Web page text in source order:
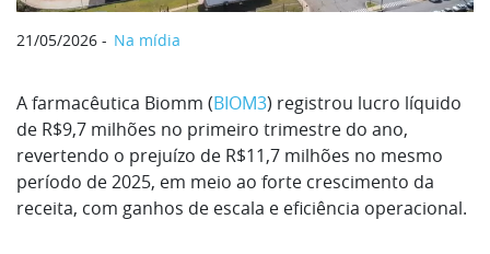
21/05/2026 Na mídia
A farmacêutica Biomm (BIOM3) registrou ⁠lucro líquido
de R$9,7 milhões no primeiro ‌trimestre do ano,
revertendo o prejuízo de R$11,7 milhões no mesmo
período de 2025, ‌em meio ao forte crescimento da
receita, com ganhos de escala e eficiência operacional.